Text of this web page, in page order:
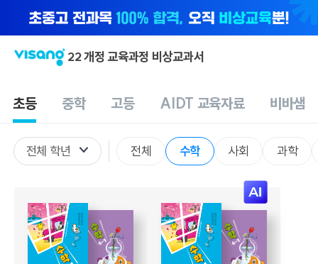
22 개정 교육과정 비상교과서
초등 중학 고등 AIDT 교육자료 비바샘
전체 학년 전체 수학 사회 과학